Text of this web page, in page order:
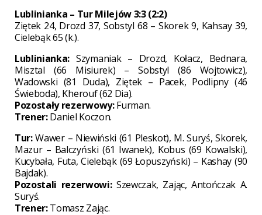
Lublinianka – Tur Milejów 3:3 (2:2)
Ziętek 24, Drozd 37, Sobstyl 68 – Skorek 9, Kahsay 39,
Cielebąk 65 (k.).
Lublinianka: Szymaniak – Drozd, Kołacz, Bednara,
Misztal (66 Misiurek) – Sobstyl (86 Wojtowicz),
Wadowski (81 Duda), Ziętek – Pacek, Podlipny (46
Świeboda), Kherouf (62 Dia).
Pozostały rezerwowy:Furman.
Trener:Daniel Koczon.
Tur:Wawer – Niewiński (61 Pleskot), M. Suryś, Skorek,
Mazur – Balczyński (61 Iwanek), Kobus (69 Kowalski),
Kucybała, Futa, Cielebąk (69 Łopuszyński) – Kashay (90
Bajdak).
Pozostali rezerwowi:Szewczak, Zając, Antończak A.
Suryś.
Trener:Tomasz Zając.